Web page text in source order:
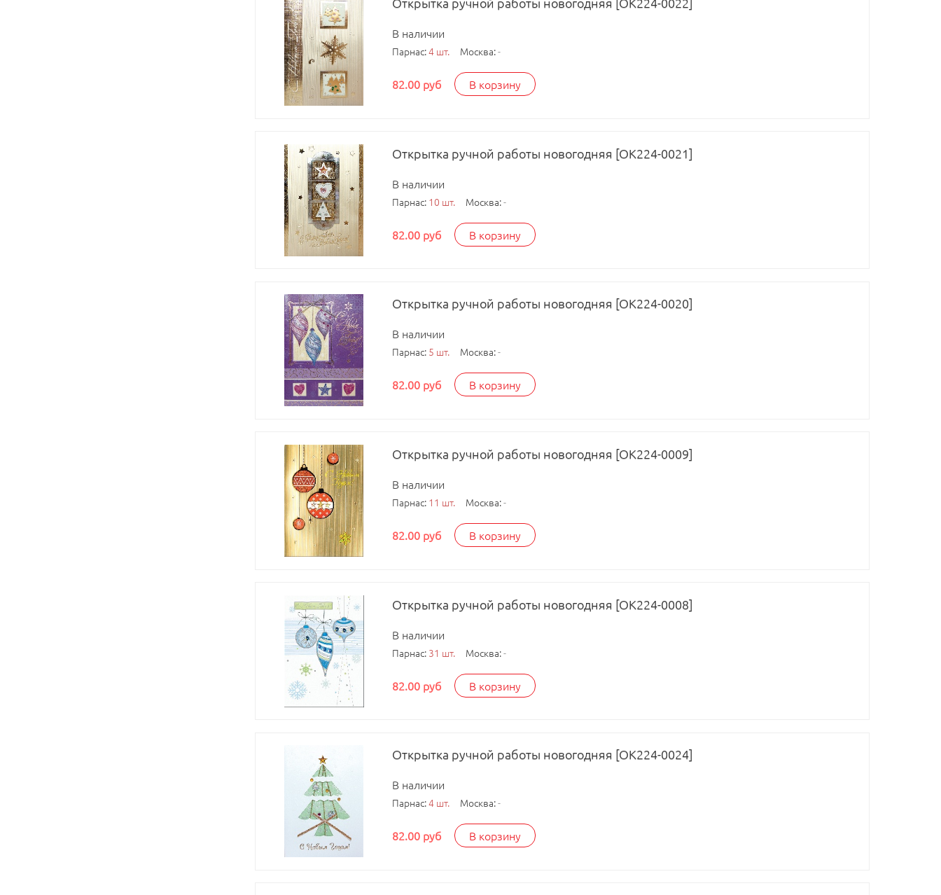
В наличии
Парнас:4 шт. Москва:-
82.00 руб В корзину
Открытка ручной работы новогодняя [ОК224-0021]
В наличии
Парнас: 10 шт. Москва:-
82.00 руб В корзину
Открытка ручной работы новогодняя [ОК224-0020]
В наличии
Парнас: 5 шт. Москва:-
82.00 руб В корзину
Открытка ручной работы новогодняя [ОК224-0009]
В наличии
Парнас: 11 шт. Москва:-
82.00 руб В корзину
Открытка ручной работы новогодняя [ОК224-0008]
В наличии
Парнас: 31 шт. Москва:-
82.00 руб В корзину
Открытка ручной работы новогодняя [ОК224-0024]
В наличии
Парнас:4 шт. Москва:-
82.00 руб В корзину